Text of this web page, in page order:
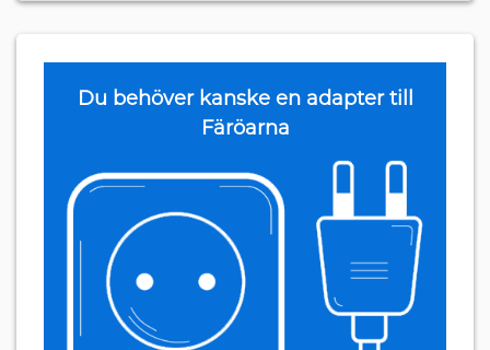
Du behöver kanske en adapter till
Färöarna